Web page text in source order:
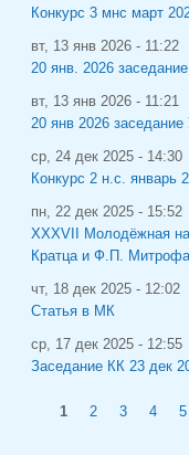
Конкурс 3 мнс март
вт, 13 янв 2026 - 11:22
20 янв. 2026
вт, 13 янв 2026 - 11:21
20 янв 2026
ср, 24 дек 2025 - 14:30
Конкурс 2 н.с. январь
пн, 22 дек 2025 - 15:52
XXXVII Молодёжная
Кратца и Ф.П.
чт, 18 дек 2025 - 12:02
Статья в МК
ср, 17 дек 2025 - 12:55
Заседание КК 23 дек
Страницы
1 2 3 4 5